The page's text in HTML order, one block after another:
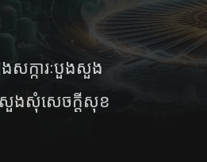
សក្ការៈបួងសួង
សួង​សុំ​សេចក្ដីសុខ​